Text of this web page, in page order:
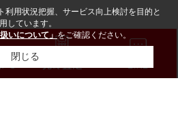
せ
利用状況把握、サービス向上検討を目的と
しています。
いについて」をご確認ください。
閉じる